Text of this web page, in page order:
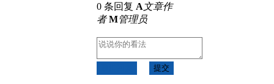
0 条回复 A文章作
者 M管理员
提交